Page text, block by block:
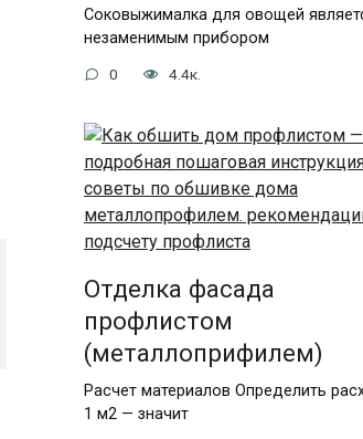
Соковыжималка для овощей
незаменимым прибором
0 4.4к.
Отделка фасада
профлистом
(металлоприфилем)
Расчет материалов Определить
1 м2 — значит